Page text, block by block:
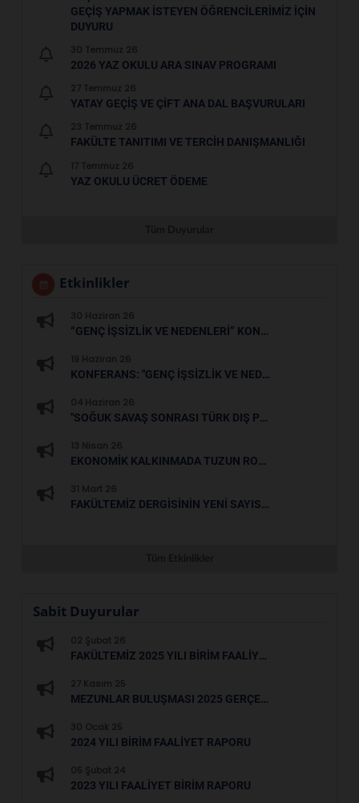
GEÇIŞ YAPMAK ISTEYEN ÖĞRENCILERIMIZ IÇIN
DUYURU
2026 YAZ OKULU ARA SINAV PROGRAMI
YATAY GEÇIŞ VE ÇIFT ANA DAL BAŞVURULARI
FAKÜLTE TANITIMI VE TERCIH DANIŞMANLIĞI
YAZ OKULU ÜCRET ÖDEME
Etkinlikler
“GENÇ İŞSIZLIK VE NEDENLERI” KONFERANSI GERÇEKLEŞTIRILDI
KONFERANS: "GENÇ İŞSIZLIK VE NEDENLERI"
"SOĞUK SAVAŞ SONRASI TÜRK DIŞ POLITIKASINDA KARADENIZ" BAŞLIKLI KONFERANS DÜZENLENMIŞTIR
EKONOMIK KALKINMADA TUZUN ROLÜ VE KALKINMA AJANSLARI DESTEKLERI" ADLI SEMINER GERÇEKLEŞTIRILDI
FAKÜLTEMIZ DERGISININ YENI SAYISI YAYIMLANMIŞTIR.
Sabit Duyurular
FAKÜLTEMIZ 2025 YILI BIRIM FAALIYET RAPORU
MEZUNLAR BULUŞMASI 2025 GERÇEKLEŞTIRILDI.
2024 YILI BIRIM FAALIYET RAPORU
2023 YILI FAALİYET BİRİM RAPORU